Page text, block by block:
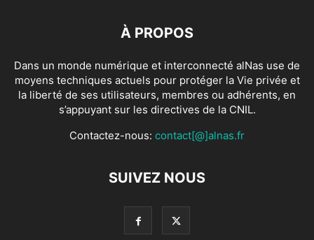
À PROPOS
Dans un monde numérique et interconnecté alNas use de
moyens techniques actuels pour protéger la Vie privée et
la liberté de ses utilisateurs, membres ou adhérents, en
s’appuyant sur les directives de la CNIL.
Contactez-nous: contact[@]alnas.fr
SUIVEZ NOUS